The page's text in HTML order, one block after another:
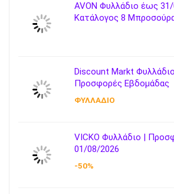
AVON Φυλλάδιο έως
Κατάλογος 8
Discount Markt
Προσφορές Εβδομάδας
ΦΥΛΛΑΔΙΟ
VICKO Φυλλάδιο |
01/08/2026
-50%